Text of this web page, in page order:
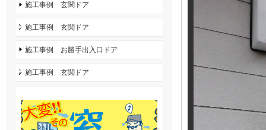
施工事例 玄関ドア
施工事例 玄関ドア
施工事例 お勝手出入口ドア
施工事例 玄関ドア